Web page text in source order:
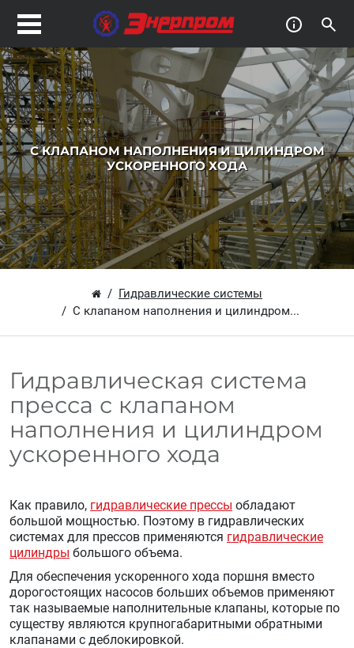
C КЛАПАНОМ НАПОЛНЕНИЯ И ЦИЛИНДРОМ
УСКОРЕННОГО ХОДА
Гидравлические системы
C клапаном наполнения и цилиндром...
Гидравлическая система
пресса с клапаном
наполнения и цилиндром
ускоренного хода
Как правило, гидравлические прессы обладают
большой мощностью. Поэтому в гидравлических
системах для прессов применяются гидравлические
цилиндры большого объема.
Для обеспечения ускоренного хода поршня вместо
дорогостоящих насосов больших объемов применяют
так называемые наполнительные клапаны, которые по
существу являются крупногабаритными обратными
клапанами с деблокировкой.